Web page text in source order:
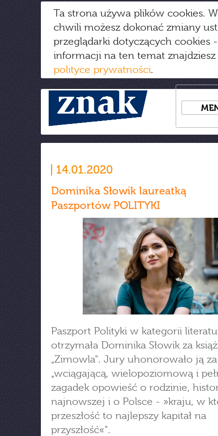
Ta strona używa plików cookies.
chwili możesz dokonać zmiany
przeglądarki dotyczących cookies
informacji na ten temat
polityce prywatności.
14.01.2020
Dominika Słowik laureatką
Paszportów POLITYKI
Paszport Polityki w kategorii
otrzymała Dominika Słowik za
„Zimowla". Jury uhonorowało ją za
„wciągającą, wielopoziomową i
zagadek opowieść o rodzinie,
najnowszej i o Polsce - »kraju, w
przeszłość to najlepszy kapitał na
przyszłość«".